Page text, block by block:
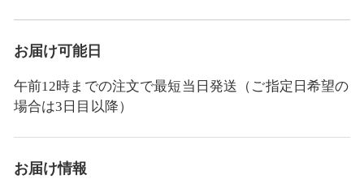
お届け可能日
午前12時までの注文で最短当日発送（ご指定日希望の
場合は3日目以降）
お届け情報